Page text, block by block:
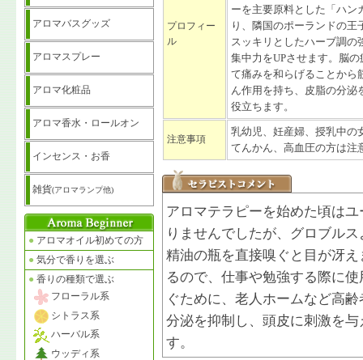
アロマバスグッズ
アロマスプレー
アロマ化粧品
アロマ香水・ロールオン
インセンス・お香
雑貨(アロマランプ他)
● アロマオイル初めての方
● 気分で香りを選ぶ
● 香りの種類で選ぶ
フローラル系
シトラス系
ハーバル系
ウッディ系
プロフィー
ル
ーを主要原料とした「ハン
り、隣国のポーランドの
スッキリとしたハーブ調の
集中力をUPさせます。脳
て痛みを和らげることから
ん作用を持ち、皮脂の分泌
役立ちます。
注意事項
乳幼児、妊産婦、授乳中の
てんかん、高血圧の方は注
アロマテラピーを始めた頃は
りませんでしたが、グロブル
精油の瓶を直接嗅ぐと目が冴
るので、仕事や勉強する際に
ぐために、老人ホームなど高
分泌を抑制し、頭皮に刺激を
す。